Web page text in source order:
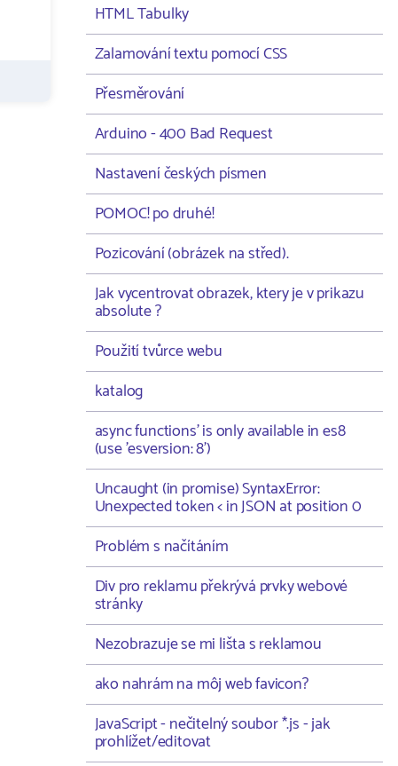
HTML Tabulky
Zalamování textu pomocí CSS
Přesměrování
Arduino - 400 Bad Request
Nastavení českých písmen
POMOC! po druhé!
Pozicování (obrázek na střed).
Jak vycentrovat obrazek, ktery je v prikazu
absolute ?
Použití tvůrce webu
katalog
async functions' is only available in es8
(use 'esversion: 8')
Uncaught (in promise) SyntaxError:
Unexpected token < in JSON at position 0
Problém s načítáním
Div pro reklamu překrývá prvky webové
stránky
Nezobrazuje se mi lišta s reklamou
ako nahrám na môj web favicon?
JavaScript - nečitelný soubor *.js - jak
prohlížet/editovat